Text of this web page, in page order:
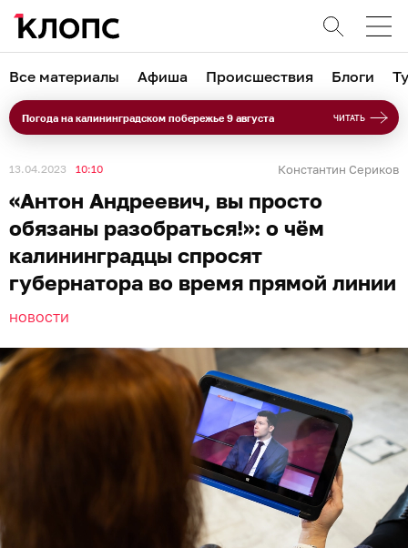
Все материалы Афиша Происшествия Блоги
Погода на калининградском побережье 9 августа ЧИТАТЬ
13.04.2023 10:10 Константин Сериков
«Антон Андреевич, вы просто
обязаны разобраться!»: о чём
калининградцы спросят
губернатора во время прямой линии
НОВОСТИ